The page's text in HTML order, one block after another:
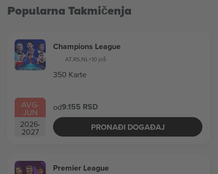
Popularna Takmičenja
AVG-
JUN
2026-
2027
Champions League
AT,RS,NL+10 još
350 Karte
od9.155 RSD
PRONAĐI DOGAĐAJ
Premier League